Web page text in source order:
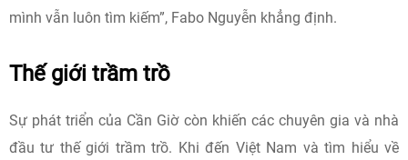
mình vẫn luôn tìm kiếm”, Fabo Nguyễn khẳng định.
Thế giới trầm trồ
Sự phát triển của Cần Giờ còn khiến các chuyên gia và nhà
đầu tư thế giới trầm trồ. Khi đến Việt Nam và tìm hiểu về